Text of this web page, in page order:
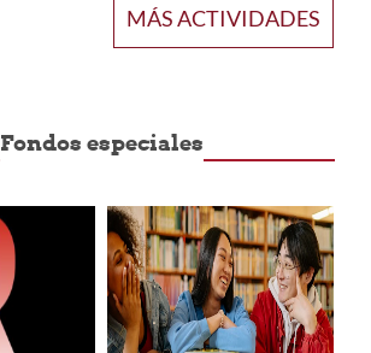
MÁS ACTIVIDADES
Fondos especiales